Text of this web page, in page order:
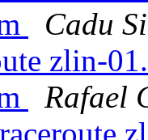
Cadu
zlin-
Rafael